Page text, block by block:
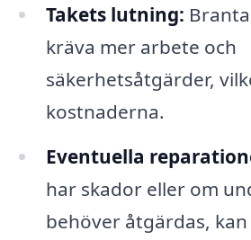
Takets lutning:
kräva mer arbete och
säkerhetsåtgärder,
kostnaderna.
Eventuella
har skador eller om
behöver åtgärdas,